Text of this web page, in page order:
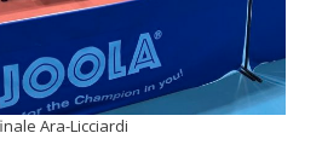
Ara-Licciardi